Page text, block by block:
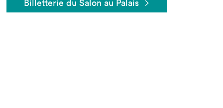
Billetterie du Salon au Palais